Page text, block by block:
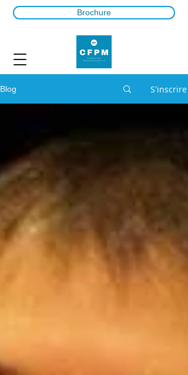
Brochure
Blog S'inscrire